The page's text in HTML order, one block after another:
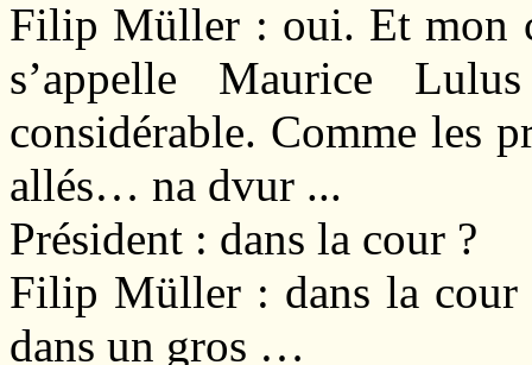
Filip Müller : oui. Et mon
s’appelle Maurice Lulus
considérable. Comme les
allés… na dvur ...
Président : dans la cour ?
Filip Müller : dans la
dans un gros …